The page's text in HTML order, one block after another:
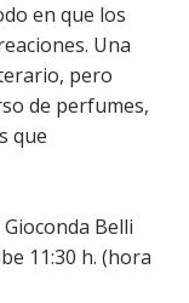
en que los
Una
pero
de perfumes,
que
Belli
11:30 h. (hora